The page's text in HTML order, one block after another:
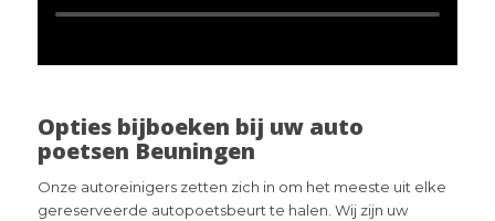
Opties bijboeken bij uw auto
poetsen Beuningen
Onze autoreinigers zetten zich in om het meeste uit elke
gereserveerde autopoetsbeurt te halen. Wij zijn uw